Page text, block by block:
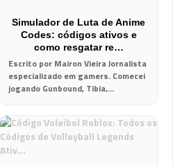
Simulador de Luta de Anime
Codes: códigos ativos e
como resgatar re…
Escrito por Mairon Vieira Jornalista
especializado em gamers. Comecei
jogando Gunbound, Tibia,...